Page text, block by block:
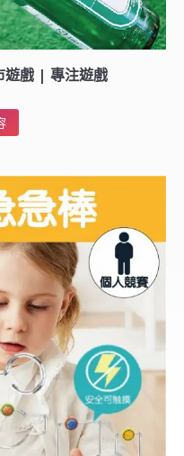
戲 | 專注遊戲